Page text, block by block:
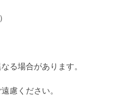
る場合があります。
慮ください。